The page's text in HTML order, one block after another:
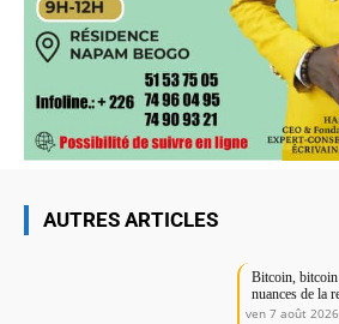
AUTRES ARTICLES
Bitcoin,
nuances de la
ven 7 août 2026